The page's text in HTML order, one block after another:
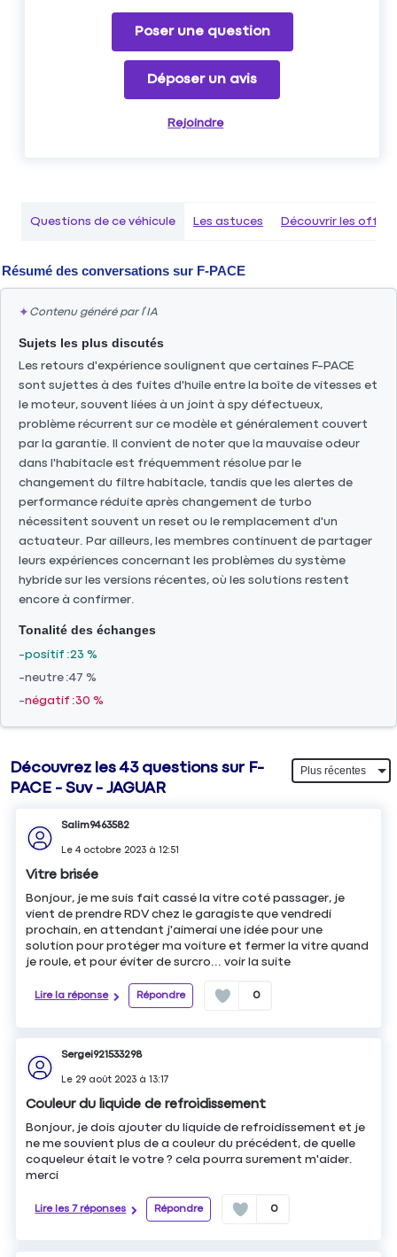
Poser une question
Déposer un avis
Rejoindre
Questions de ce véhicule Les astuces Découvrir les
Résumé des conversations sur F-PACE
✦ Contenu généré par l’IA
Sujets les plus discutés
Les retours d'expérience soulignent que certaines F-PACE
sont sujettes à des fuites d'huile entre la boîte de vitesses et
le moteur, souvent liées à un joint à spy défectueux,
problème récurrent sur ce modèle et généralement couvert
par la garantie. Il convient de noter que la mauvaise odeur
dans l'habitacle est fréquemment résolue par le
changement du filtre habitacle, tandis que les alertes de
performance réduite après changement de turbo
nécessitent souvent un reset ou le remplacement d'un
actuateur. Par ailleurs, les membres continuent de partager
leurs expériences concernant les problèmes du système
hybride sur les versions récentes, où les solutions restent
encore à confirmer.
Tonalité des échanges
positif 23 %
neutre 47 %
négatif 30 %
Découvrez les 43 questions sur F-
PACE - Suv - JAGUAR
Salim9463582
Le4 octobre 2023 à12:51
Vitre brisée
Bonjour, je me suis fait cassé la vitre coté passager, je
vient de prendre RDV chez le garagiste que vendredi
prochain, en attendant j'aimerai une idée pour une
solution pour protéger ma voiture et fermer la vitre quand
je roule, et pour éviter de surcro...voir la suite
Lire la réponse Répondre 0
Sergei921533298
Le 29 août 2023 à13:17
Couleur du liquide de refroidissement
Bonjour, je dois ajouter du liquide de refroidissement et je
ne me souvient plus de a couleur du précédent, de quelle
coqueleur était le votre ? cela pourra surement m'aider.
merci
Lire les 7 réponses Répondre 0